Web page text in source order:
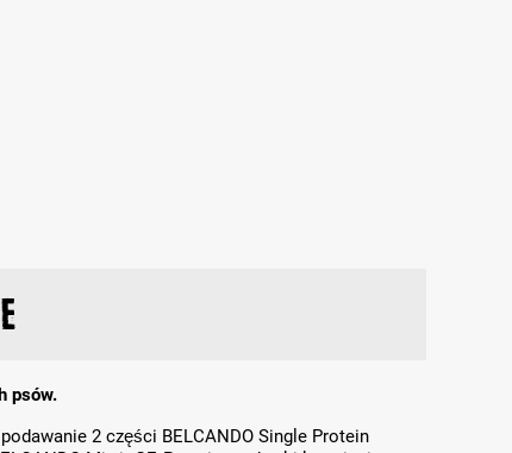
psów.
2 części BELCANDO Single Protein